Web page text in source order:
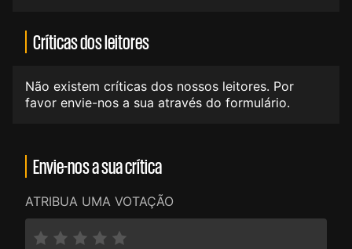
Críticas dos leitores
Não existem críticas dos nossos leitores. Por
favor envie-nos a sua através do formulário.
Envie-nos a sua crítica
ATRIBUA UMA VOTAÇÃO